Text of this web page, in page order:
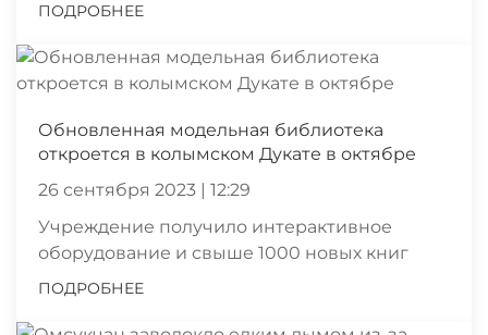
ПОДРОБНЕЕ
Обновленная модельная библиотека
откроется в колымском Дукате в октябре
26 сентября 2023 | 12:29
Учреждение получило интерактивное
оборудование и свыше 1000 новых книг
ПОДРОБНЕЕ